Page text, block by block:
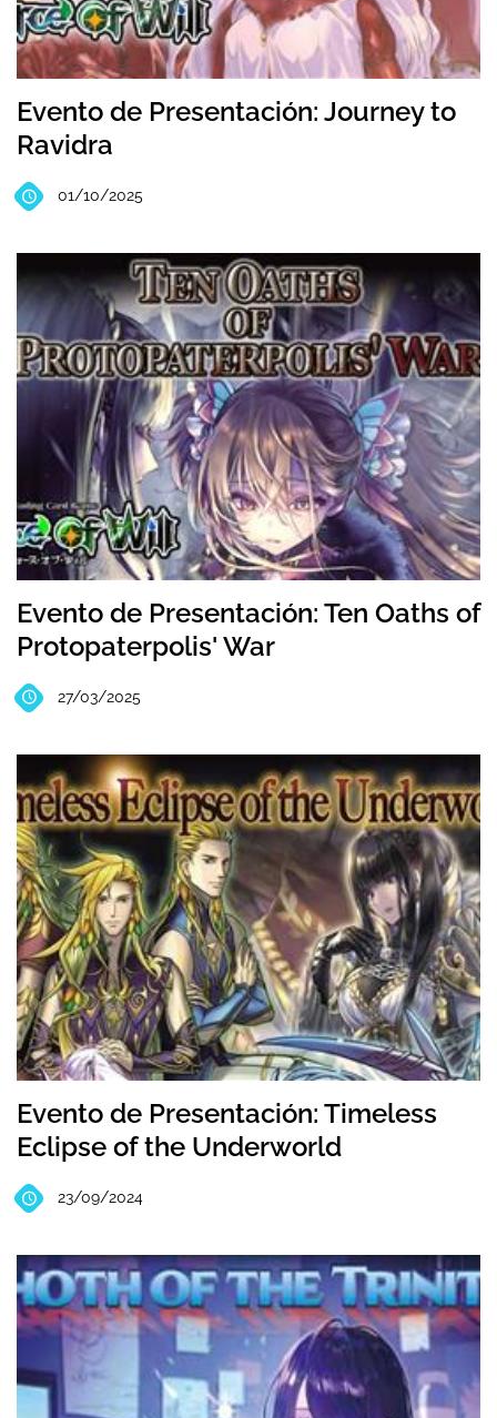
Evento de Presentación: Journey to
Ravidra
01/10/2025
Evento de Presentación: Ten Oaths of
Protopaterpolis' War
27/03/2025
Evento de Presentación: Timeless
Eclipse of the Underworld
23/09/2024